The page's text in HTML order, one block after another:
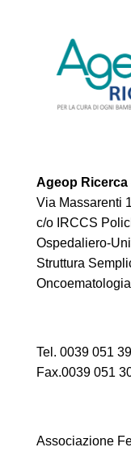
Ageop Ricerca
Via Massarenti
c/o IRCCS
Ospedaliero-
Struttura
Tel. 0039 051
Fax.0039 051
Associazione